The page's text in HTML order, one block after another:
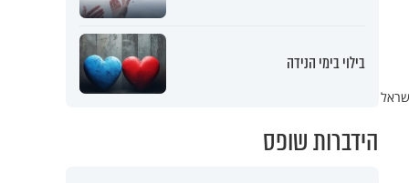
בילוי בימי הנידה
הידברות שופס